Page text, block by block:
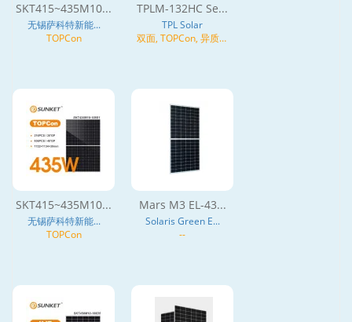
SKT415~435M10...
无锡萨科特新能...
TOPCon
TPLM-132HC Se...
TPL Solar
双面, TOPCon, 异质结
SKT415~435M10...
无锡萨科特新能...
TOPCon
Mars M3 EL-43...
Solaris Green E...
--